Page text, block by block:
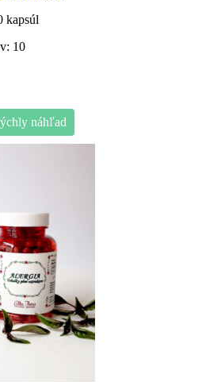
kapsúl
10
náhľad